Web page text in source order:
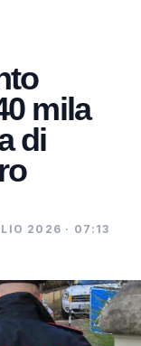
mila
di
2026 · 07:13